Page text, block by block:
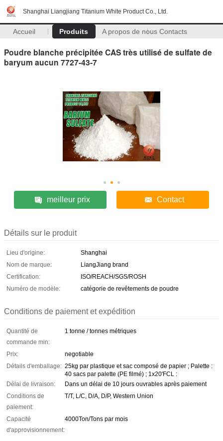
Shanghai Liangjiang Titanium White Product Co., Ltd.
Accueil Produits A propos de nous Contacts
Poudre blanche précipitée CAS très utilisé de sulfate de
baryum aucun 7727-43-7
meilleur prix Contact
Détails sur le produit
Lieu d'origine:
Shanghai
Nom de marque:
LiangJiang brand
Certification:
ISO/REACH/SGS/ROSH
Numéro de modèle:
catégorie de revêtements de poudre
Conditions de paiement et expédition
Quantité de
commande min:
1 tonne / tonnes métriques
Prix:
negotiable
Détails d'emballage: 25kg par plastique et sac composé de papier ; Palette :
40 sacs par palette (PE filmé) ; 1x20'FCL :
Délai de livraison:
Dans un délai de 10 jours ouvrables après paiement
Conditions de
paiement:
T/T, L/C, D/A, D/P, Western Union
Capacité
d'approvisionnement:
4000Ton/Tons par mois